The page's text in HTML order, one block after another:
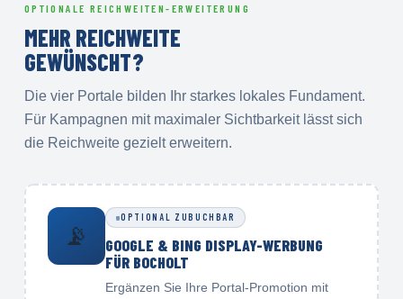
OPTIONALE REICHWEITEN-ERWEITERUNG
MEHR REICHWEITE
GEWÜNSCHT?
Die vier Portale bilden Ihr starkes lokales Fundament.
Für Kampagnen mit maximaler Sichtbarkeit lässt sich
die Reichweite gezielt erweitern.
📡
OPTIONAL ZUBUCHBAR
GOOGLE & BING DISPLAY-WERBUNG
FÜR BOCHOLT
Ergänzen Sie Ihre Portal-Promotion mit